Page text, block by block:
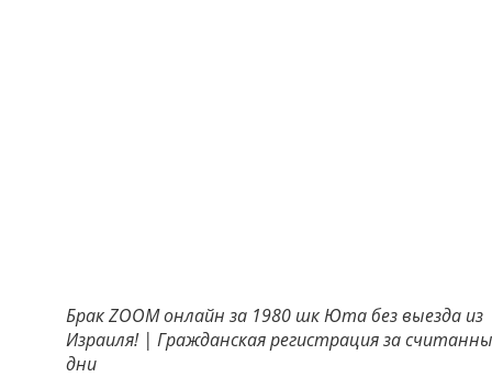
Брак ZOOM онлайн за 1980 шк Юта без выезда из
Израиля! | Гражданская регистрация за
дни